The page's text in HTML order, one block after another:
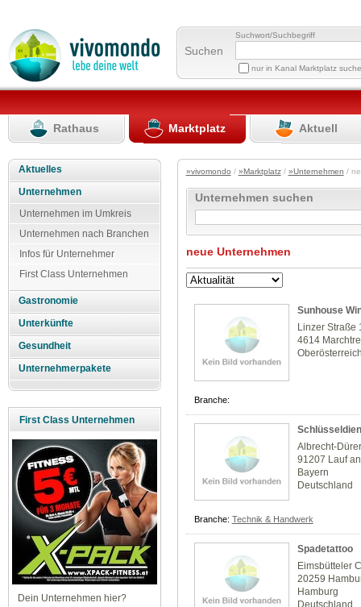
Suchen
Suchwort/Suchbegriff
nur in Kanal Marktplatz
Rathaus Marktplatz Aktuell
Aktuelles
Unternehmen
Unternehmen im Umkreis
Unternehmen nach Branchen
Infos für Unternehmer
First Class Unternehmen
Gastronomie
Unterkünfte
Gesundheit
Unternehmerpakete
First Class Unternehmen
Dein Unternehmen hier?
»vivomondo / »Marktplatz/ »Unternehmen /
Unternehmen suchen
neue Unternehmen
Sunhouse
Linzer Straße
4614
Branche:
Albrecht-
91207 Lauf
Bayern
Deutschland
Branche: Technik & Handwerk
Spadetattoo
Eimsbütteler
20259
Hamburg